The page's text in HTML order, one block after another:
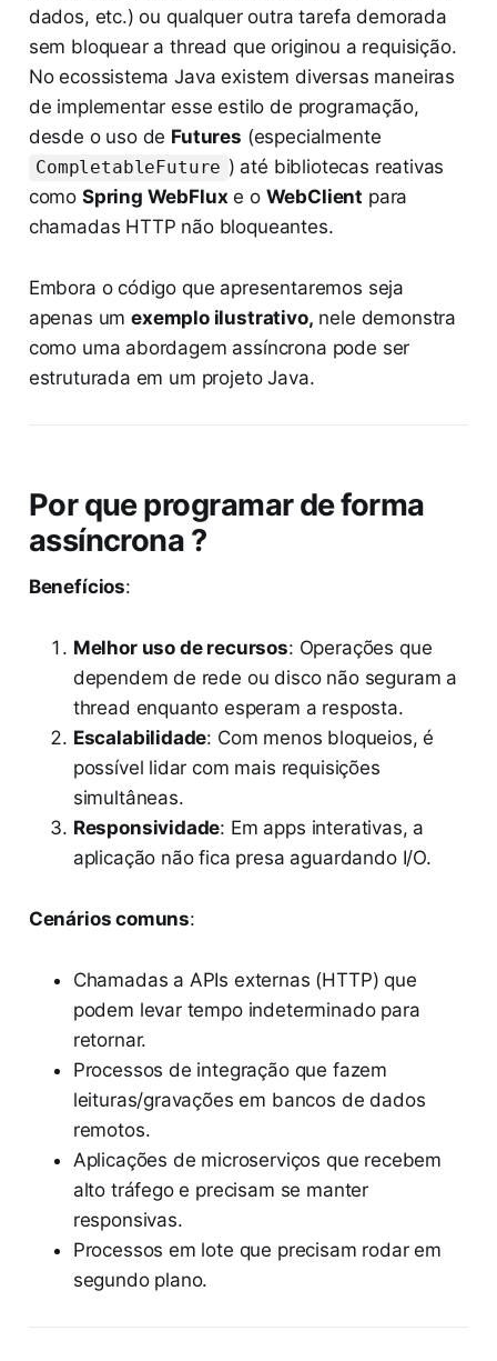
dados, etc.) ou qualquer outra tarefa demorada
sem bloquear a thread que originou a requisição.
No ecossistema Java existem diversas maneiras
de implementar esse estilo de programação,
desde o uso de Futures (especialmente
CompletableFuture ) até bibliotecas reativas
como Spring WebFlux e o WebClient para
chamadas HTTP não bloqueantes.
Embora o código que apresentaremos seja
apenas umexemplo ilustrativo, nele demonstra
como uma abordagem assíncrona pode ser
estruturada em um projeto Java.
Por que programar de forma
assíncrona ?
Benefícios:
Melhor uso de recursos: Operações que
dependem de rede ou disco não seguram a
thread enquanto esperam a resposta.
Escalabilidade: Com menos bloqueios, é
possível lidar com mais requisições
simultâneas.
Responsividade: Em apps interativas, a
aplicação não fica presa aguardando I/O.
Cenários comuns:
Chamadas a APIs externas (HTTP) que
podem levar tempo indeterminado para
retornar.
Processos de integração que fazem
leituras/gravações em bancos de dados
remotos.
Aplicações de microserviços que recebem
alto tráfego e precisam se manter
responsivas.
Processos em lote que precisam rodar em
segundo plano.